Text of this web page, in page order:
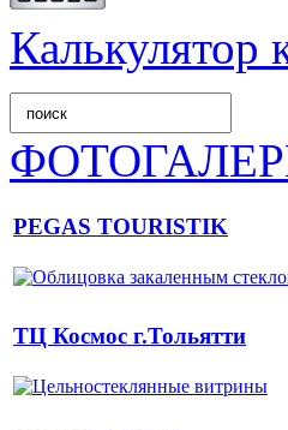
Калькулятор
PEGAS TOURISTIK
ТЦ Космос г.Тольятти